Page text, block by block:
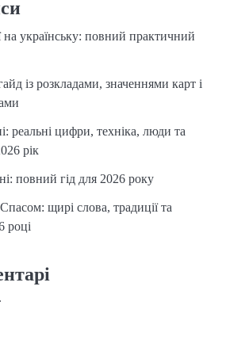
на українську: повний практичний
із розкладами, значеннями карт і
реальні цифри, техніка, люди та
рік
повний гід для 2026 року
щирі слова, традиції та
році